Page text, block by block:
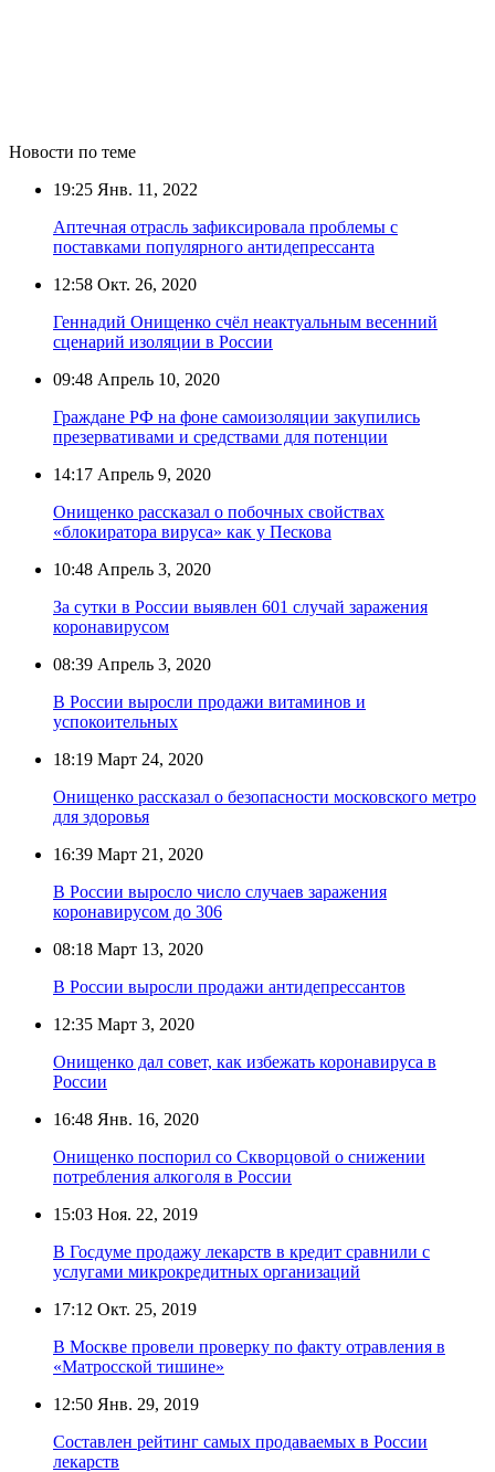
Новости по теме
19:25 Янв. 11, 2022
Аптечная отрасль зафиксировала проблемы с
поставками популярного антидепрессанта
12:58 Окт. 26, 2020
Геннадий Онищенко счёл неактуальным весенний
сценарий изоляции в России
09:48 Апрель 10, 2020
Граждане РФ на фоне самоизоляции закупились
презервативами и средствами для потенции
14:17 Апрель 9, 2020
Онищенко рассказал о побочных свойствах
«блокиратора вируса» как у Пескова
10:48 Апрель 3, 2020
За сутки в России выявлен 601 случай заражения
коронавирусом
08:39 Апрель 3, 2020
В России выросли продажи витаминов и
успокоительных
18:19 Март 24, 2020
Онищенко рассказал о безопасности московского метро
для здоровья
16:39 Март 21, 2020
В России выросло число случаев заражения
коронавирусом до 306
08:18 Март 13, 2020
В России выросли продажи антидепрессантов
12:35 Март 3, 2020
Онищенко дал совет, как избежать коронавируса в
России
16:48 Янв. 16, 2020
Онищенко поспорил со Скворцовой о снижении
потребления алкоголя в России
15:03 Ноя. 22, 2019
В Госдуме продажу лекарств в кредит сравнили с
услугами микрокредитных организаций
17:12 Окт. 25, 2019
В Москве провели проверку по факту отравления в
«Матросской тишине»
12:50 Янв. 29, 2019
Составлен рейтинг самых продаваемых в России
лекарств